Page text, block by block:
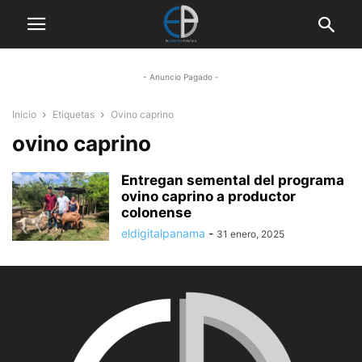
- Anuncio Pagado -
Inicio Etiquetas Ovino caprino
ovino caprino
Entregan semental del programa
ovino caprino a productor
colonense
eldigitalpanama - 31 enero, 2025